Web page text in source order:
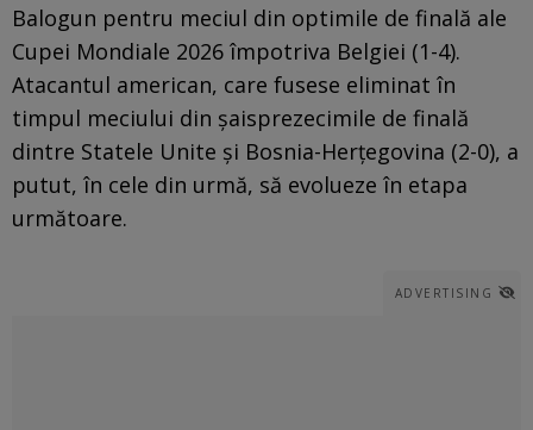
Balogun pentru meciul din optimile de finală ale
Cupei Mondiale 2026 împotriva Belgiei (1-4).
Atacantul american, care fusese eliminat în
timpul meciului din șaisprezecimile de finală
dintre Statele Unite și Bosnia-Herțegovina (2-0), a
putut, în cele din urmă, să evolueze în etapa
următoare.
ADVERTISING